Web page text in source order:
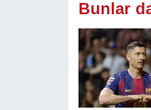
Bunlar